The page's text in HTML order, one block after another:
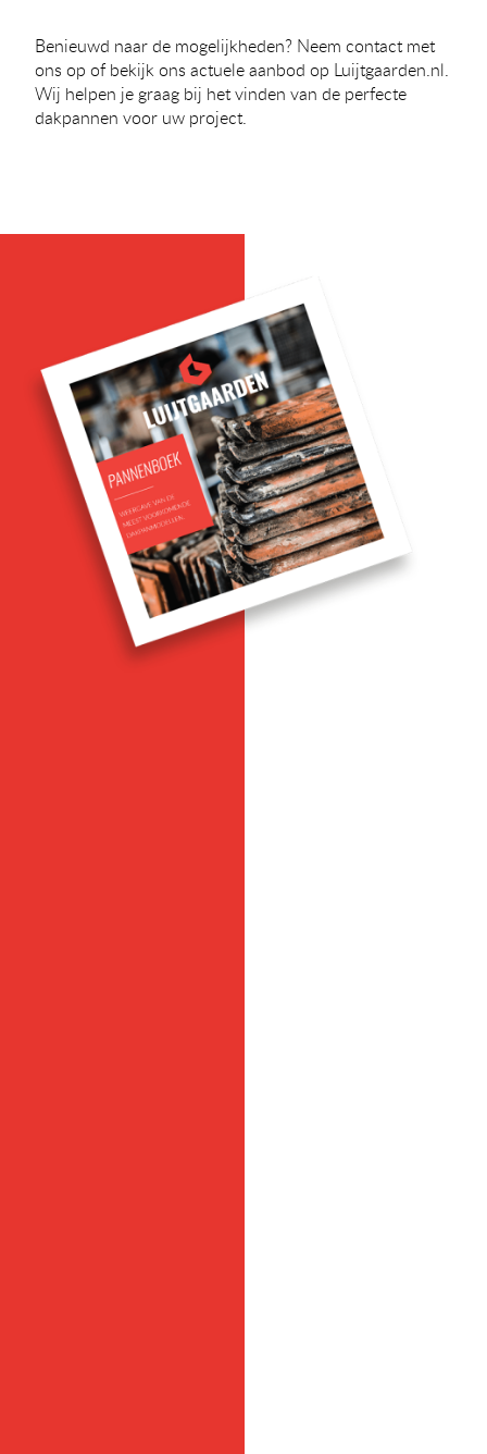
Benieuwd naar de mogelijkheden? Neem contact met
ons op of bekijk ons actuele aanbod op Luijtgaarden.nl.
Wij helpen je graag bij het vinden van de perfecte
dakpannen voor uw project.